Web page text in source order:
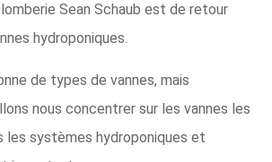
Sean Schaub est de retour
hydroponiques.
de types de vannes, mais
nous concentrer sur les vannes les
les systèmes hydroponiques et